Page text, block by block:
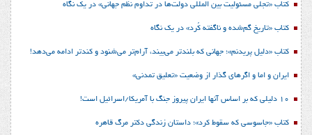
کتاب «تجلی مسئولیت بین المللی دولت‌ها در تداوم نظم جهانی» در یک نگاه
کتاب «تاریخ گم‌شده و ناگفته کُرد» در یک نگاه
کتاب «دلیل پریدنم»؛ جهانی که بلندتر می‌بیند، آرام‌تر می‌شنود و کندتر ادامه می‌دهد!
ایران و اما و اگرهای گذار از وضعیت «تعلیق تمدنی»
10 دلیلی که بر اساس آنها ایران پیروز جنگ با آمریکا/اسرائیل است!
کتاب «جاسوسی که سقوط کرد»؛ داستان زندگی دکتر مرگ قاهره